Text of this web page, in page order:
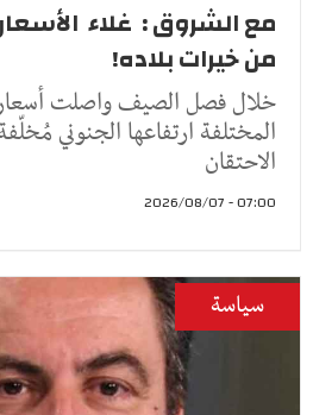
مع الشروق : غلاء
من خيرات بلاده!
خلال فصل الصيف واصلت أسعار
المختلفة ارتفاعها الجنوني
الاحتقان
07:00 - 2026/08/07
سياسة